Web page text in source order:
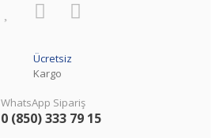
Ücretsiz
Kargo
WhatsApp Sipariş
0 (850) 333 79 15